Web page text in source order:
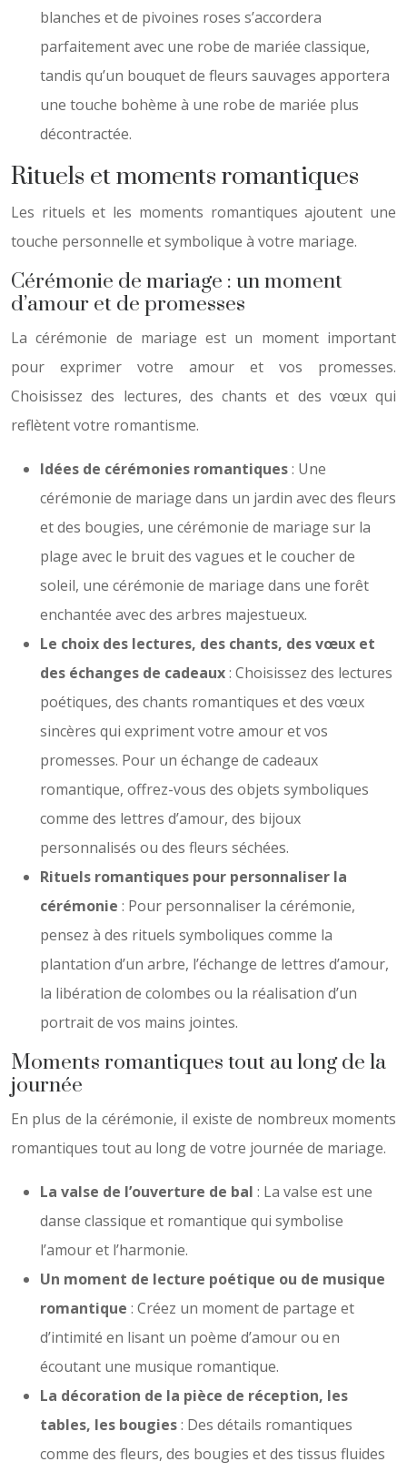
blanches et de pivoines roses s’accordera
parfaitement avec une robe de mariée classique,
tandis qu’un bouquet de fleurs sauvages apportera
une touche bohème à une robe de mariée plus
décontractée.
Rituels et moments romantiques
Les rituels et les moments romantiques ajoutent une
touche personnelle et symbolique à votre mariage.
Cérémonie de mariage : un moment
d’amour et de promesses
La cérémonie de mariage est un moment important
pour exprimer votre amour et vos promesses.
Choisissez des lectures, des chants et des vœux qui
reflètent votre romantisme.
Idées de cérémonies romantiques: Une
cérémonie de mariage dans un jardin avec des fleurs
et des bougies, une cérémonie de mariage sur la
plage avec le bruit des vagues et le coucher de
soleil, une cérémonie de mariage dans une forêt
enchantée avec des arbres majestueux.
Le choix des lectures, des chants, des vœux et
des échanges de cadeaux: Choisissez des lectures
poétiques, des chants romantiques et des vœux
sincères qui expriment votre amour et vos
promesses. Pour un échange de cadeaux
romantique, offrez-vous des objets symboliques
comme des lettres d’amour, des bijoux
personnalisés ou des fleurs séchées.
Rituels romantiques pour personnaliser la
cérémonie : Pour personnaliser la cérémonie,
pensez à des rituels symboliques comme la
plantation d’un arbre, l’échange de lettres d’amour,
la libération de colombes ou la réalisation d’un
portrait de vos mains jointes.
Moments romantiques tout au long de la
journée
En plus de la cérémonie, il existe de nombreux moments
romantiques tout au long de votre journée de mariage.
La valse de l’ouverture de bal : La valse est une
danse classique et romantique qui symbolise
l’amour et l’harmonie.
Un moment de lecture poétique ou de musique
romantique : Créez un moment de partage et
d’intimité en lisant un poème d’amour ou en
écoutant une musique romantique.
La décoration de la pièce de réception, les
tables, les bougies: Des détails romantiques
comme des fleurs, des bougies et des tissus fluides